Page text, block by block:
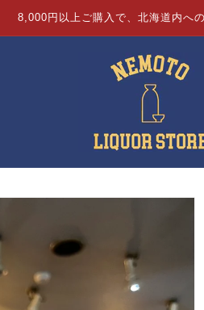
8,000円以上ご購入で、北海道内への